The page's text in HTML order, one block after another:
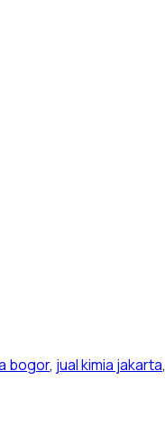
bogor, jual kimia jakarta,